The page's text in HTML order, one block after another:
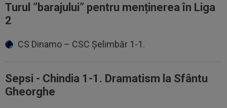
Turul ”barajului” pentru menținerea în Liga
2
CS Dinamo – CSC Șelimbăr 1-1.
Sepsi - Chindia 1-1. Dramatism la Sfântu
Gheorghe